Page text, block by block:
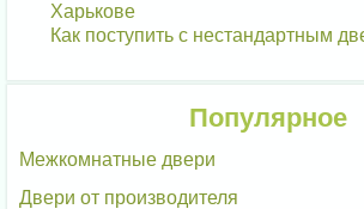
Харькове
Как поступить с нестандартным
Популярное
Межкомнатные двери
Двери от производителя